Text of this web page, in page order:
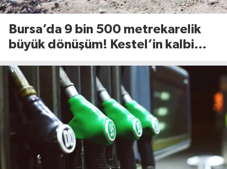
Bursa’da 9 bin 500 metrekarelik
büyük dönüşüm! Kestel’in kalbi